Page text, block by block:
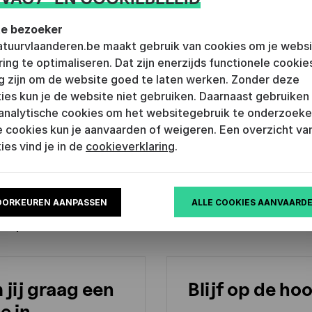
vertalershuis
het Nederlands zijn de beste ambassadeurs voor
het buitenland. Literatuur Vlaanderen hecht dan
een goede ondersteuning van literair vertalers. Zo
ze elke maand twee tot vier vertalers in het
Daar kunnen ze rustig werken aan hun
in de Vlaamse cultuur en de
het Vertalershuis wordt mee mogelijk gemaakt
jij graag een
Blijf op de
bezoeker
maakt gebruik van cookies om je
te optimaliseren. Dat zijn enerzijds functionele
zijn om de website goed te laten werken. Zonder deze
kun je de website niet gebruiken. Daarnaast gebruiken
cookies om het websitegebruik te
cookies kun je aanvaarden of weigeren. Een overzicht
vind je in de cookieverklaring.
AANPASSEN ALLE COOKIES